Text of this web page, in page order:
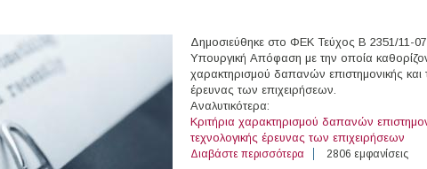
Δημοσιεύθηκε στο ΦΕΚ Τεύχος Β 2351/11-
Υπουργική Απόφαση με την οποία
χαρακτηρισμού δαπανών επιστημονικής και
έρευνας των επιχειρήσεων.
Αναλυτικότερα:
Κριτήρια χαρακτηρισμού δαπανών
τεχνολογικής έρευνας των επιχειρήσεων
Διαβάστε περισσότερα για Κριτήρια
2806 εμφανίσεις